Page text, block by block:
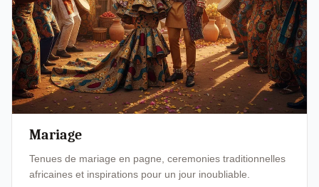
Mariage
Tenues de mariage en pagne, ceremonies traditionnelles
africaines et inspirations pour un jour inoubliable.